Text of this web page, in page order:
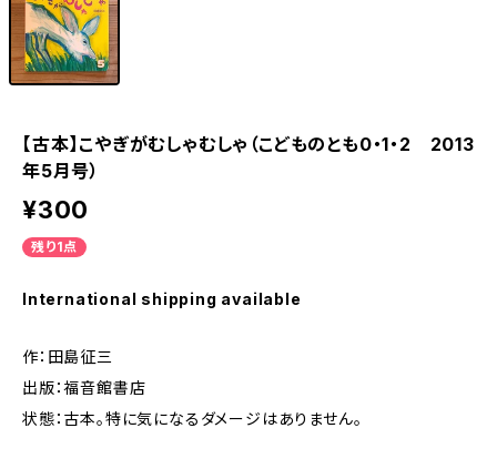
【古本】こやぎがむしゃむしゃ（こどものとも0・1・2 2013
年5月号）
¥300
残り1点
International shipping available
作：田島征三
出版：福音館書店
状態：古本。特に気になるダメージはありません。